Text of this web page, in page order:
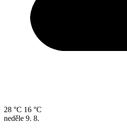
28 °C 16 °C
neděle 9. 8.